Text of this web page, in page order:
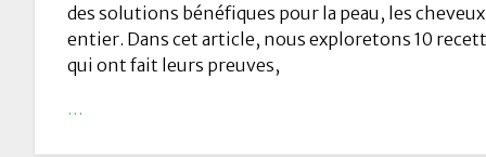
des solutions bénéfiques pour la peau, les
entier. Dans cet article, nous exploretons 10
qui ont fait leurs preuves,
…